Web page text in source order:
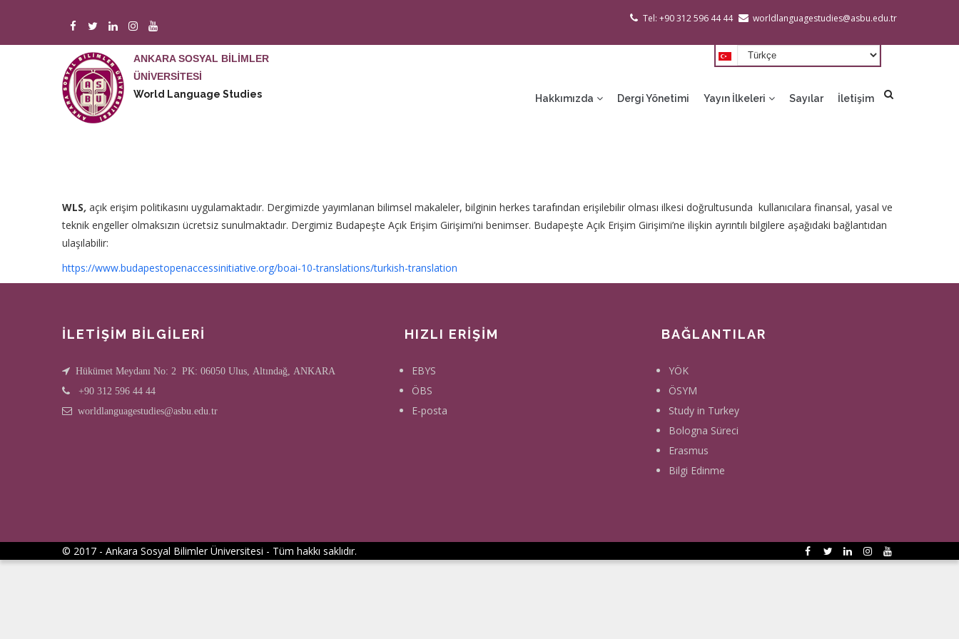
atla
Tel: +90 312 596 44 44 worldlanguagestudies@asbu.edu.tr
ANKARA SOSYAL BİLİMLER
ÜNİVERSİTESİ
World Language Studies
Select
your
Hakkımızda Dergi Yönetimi Yayın İlkeleri Sayılar İletişim
WLS, açık erişim politikasını uygulamaktadır. Dergimizde yayımlanan bilimsel makaleler, bilginin herkes tarafından erişilebilir olması ilkesi doğrultusunda kullanıcılara finansal, yasal ve
teknik engeller olmaksızın ücretsiz sunulmaktadır. Dergimiz Budapeşte Açık Erişim Girişimi’ni benimser. Budapeşte Açık Erişim Girişimi’ne ilişkin ayrıntılı bilgilere aşağıdaki bağlantıdan
ulaşılabilir:
https://www.budapestopenaccessinitiative.org/boai-10-translations/turkish-translation
İLETİŞİM BİLGİLERİ
Hükümet Meydanı No: 2 PK: 06050 Ulus, Altındağ, ANKARA
+90 312 596 44 44
worldlanguagestudies@asbu.edu.tr
HIZLI ERİŞİM
EBYS
ÖBS
E-posta
BAĞLANTILAR
YÖK
ÖSYM
Study in Turkey
Bologna Süreci
Erasmus
Bilgi Edinme
© 2017 - Ankara Sosyal Bilimler Üniversitesi - Tüm hakkı saklıdır.